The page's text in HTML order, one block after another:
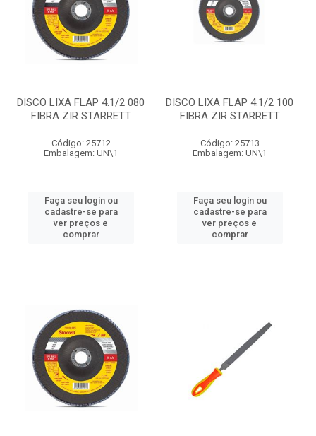
DISCO LIXA FLAP 4.1/2 080
FIBRA ZIR STARRETT
Código: 25712
Embalagem: UN\1
Faça seu login ou
cadastre-se para
ver preços e
comprar
DISCO LIXA FLAP 4.1/2 100
FIBRA ZIR STARRETT
Código: 25713
Embalagem: UN\1
Faça seu login ou
cadastre-se para
ver preços e
comprar